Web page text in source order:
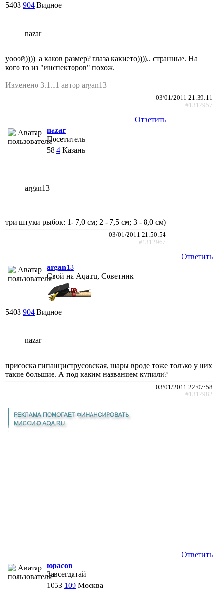
5408 904 Видное
nazar
уооой)))). а каков размер? глаза какието)))).. странные. На
кого то из "инспекторов" похож.
Изменено 3.1.11 автор argan13
03/01/2011 21:39:11
#1312957
Ответить
nazar
Посетитель
58 4 Казань
argan13
три штуки рыбок: 1- 7,0 см; 2 - 7,5 см; 3 - 8,0 см)
03/01/2011 21:50:54
#1312967
Ответить
argan13
Свой на Aqa.ru, Советник
5408 904 Видное
nazar
присоска гипанциструсовская, шары вроде тоже только у них
такие большие. А под каким названием купили?
03/01/2011 22:07:58
#1312982
Ответить
юрасов
Завсегдатай
1053 109 Москва